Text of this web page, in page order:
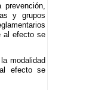
y grupos
al efecto se
modalidad
efecto se